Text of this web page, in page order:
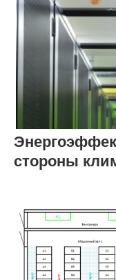
стороны